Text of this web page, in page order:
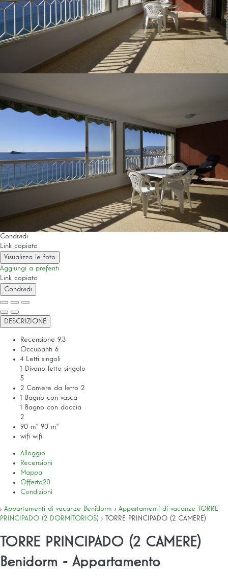
Condividi
Link copiato
Visualizza le foto
Aggiungi a preferiti
Link copiato
Condividi
DESCRIZIONE
Recensione 9.3
Occupanti 6
4 Letti singoli
1 Divano letto singolo
5
2 Camere da letto 2
1 Bagno con vasca
1 Bagno con doccia
2
90 m² 90 m²
wifi wifi
Alloggio
Recensioni
Mappa
Offerta20
Condizioni
› Appartamenti di vacanze Benidorm › Appartamenti di vacanze TORRE
PRINCIPADO (2 DORMITORIOS) › TORRE PRINCIPADO (2 CAMERE)
TORRE PRINCIPADO (2 CAMERE)
Benidorm - Appartamento